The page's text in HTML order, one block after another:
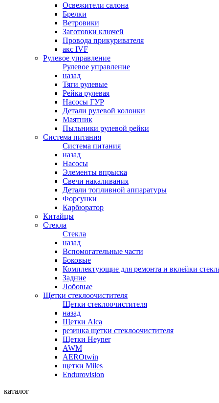
Освежители салона
Брелки
Ветровики
Заготовки ключей
Провода прикуривателя
акс IVF
Рулевое управление
Рулевое управление
назад
Тяги рулевые
Рейка рулевая
Насосы ГУР
Детали рулевой колонки
Маятник
Пыльники рулевой рейки
Система питания
Система питания
назад
Насосы
Элементы впрыска
Свечи накаливания
Детали топливной аппаратуры
Форсунки
Карбюратор
Китайцы
Стекла
Стекла
назад
Вспомогательные части
Боковые
Комплектующие для ремонта и вклейки
Задние
Лобовые
Щетки стеклоочистителя
Щетки стеклоочистителя
назад
Щетки Alca
резинка щетки стеклоочистителя
Щетки Heyner
AWM
AEROtwin
щетки Miles
Endurovision
каталог